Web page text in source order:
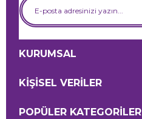
KURUMSAL
KİŞİSEL VERİLER
POPÜLER KATEGORİLER